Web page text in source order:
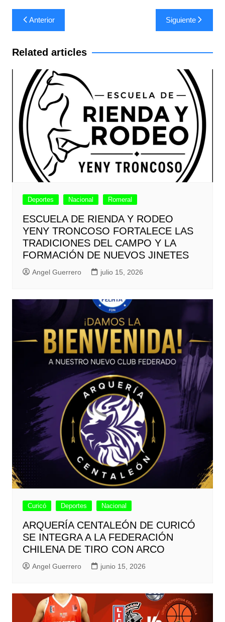
Navegación
de
entradas
Anterior Siguiente
Related articles
Deportes Nacional Romeral
ESCUELA DE RIENDA Y RODEO
YENY TRONCOSO FORTALECE LAS
TRADICIONES DEL CAMPO Y LA
FORMACIÓN DE NUEVOS JINETES
Angel Guerrero julio 15, 2026
Curicó Deportes Nacional
ARQUERÍA CENTALEÓN DE CURICÓ
SE INTEGRA A LA FEDERACIÓN
CHILENA DE TIRO CON ARCO
Angel Guerrero junio 15, 2026